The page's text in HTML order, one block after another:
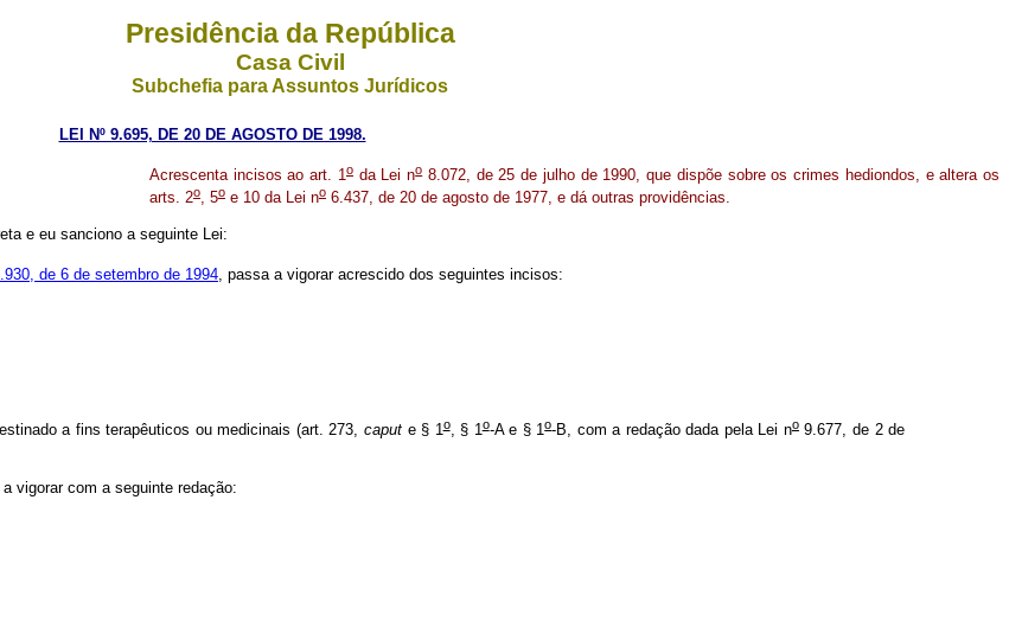
Presidência da República
Casa Civil
Subchefia para Assuntos Jurídicos
LEI Nº 9.695, DE 20 DE AGOSTO DE 1998.
Acrescenta incisos ao art. 1oda Lei no8.072, de 25 de julho de 1990, que dispõe sobre os crimes hediondos, e altera os
arts. 2o , 5o e 10 da Lei no 6.437, de 20 de agosto de 1977, e dá outras providências.
e eu sanciono a seguinte Lei:
de 6 de setembro de 1994, passa a vigorar acrescido dos seguintes incisos:
a fins terapêuticos ou medicinais (art. 273, capute § 1o, § 1o-A e § 1o-B, com a redação dada pela Lei no9.677, de 2 de
vigorar com a seguinte redação: